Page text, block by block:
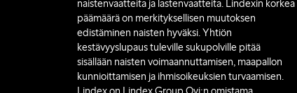
naistenvaatteita ja lastenvaatteita. Lindexin korkea
päämäärä on merkityksellisen muutoksen
edistäminen naisten hyväksi. Yhtiön
kestävyyslupaus tuleville sukupolville pitää
sisällään naisten voimaannuttamisen, maapallon
kunnioittamisen ja ihmisoikeuksien turvaamisen.